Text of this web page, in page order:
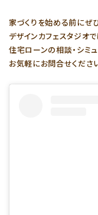
家づくりを始める前にぜ
デザインカフェスタジオ
住宅ローンの相談・シミュ
お気軽にお問合せください